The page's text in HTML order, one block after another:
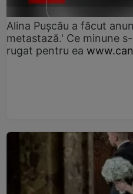
Alina Pușcău a făcut
metastază.' Ce minune
rugat pentru ea